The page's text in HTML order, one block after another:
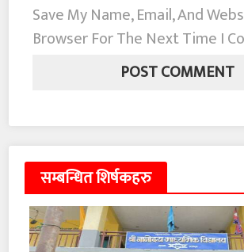
Save My Name, Email, And
Browser For The Next Time I
सम्बन्धित शिर्षकहरु